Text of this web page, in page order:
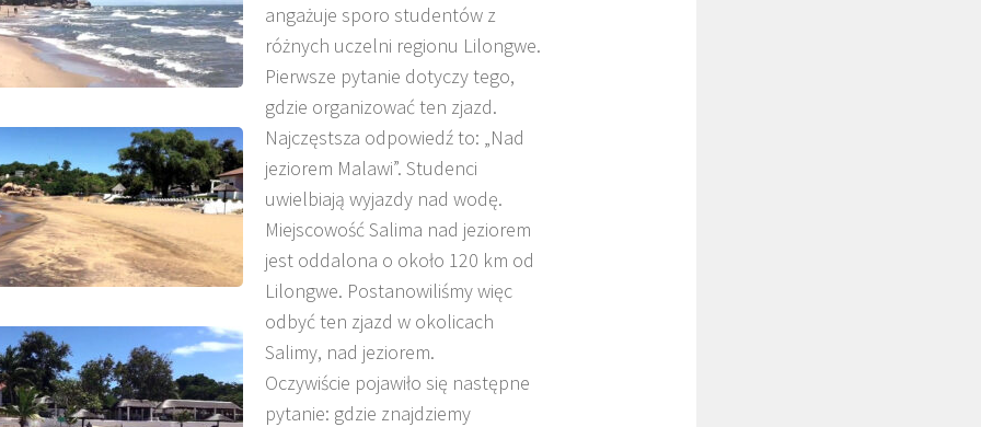
angażuje sporo studentów z
różnych uczelni regionu Lilongwe.
Pierwsze pytanie dotyczy tego,
gdzie organizować ten zjazd.
Najczęstsza odpowiedź to: „Nad
jeziorem Malawi”. Studenci
uwielbiają wyjazdy nad wodę.
Miejscowość Salima nad jeziorem
jest oddalona o około 120 km od
Lilongwe. Postanowiliśmy więc
odbyć ten zjazd w okolicach
Salimy, nad jeziorem.
Oczywiście pojawiło się następne
pytanie: gdzie znajdziemy